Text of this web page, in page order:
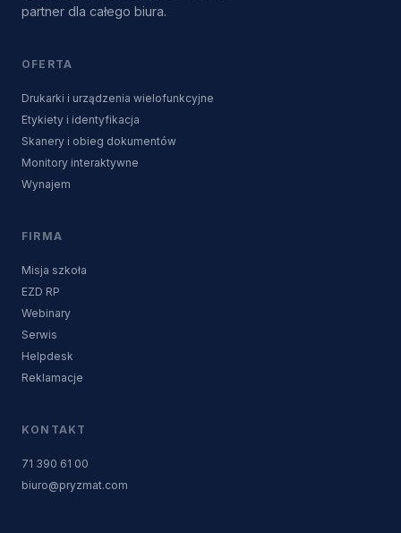
partner dla całego biura.
OFERTA
Drukarki i urządzenia wielofunkcyjne
Etykiety i identyfikacja
Skanery i obieg dokumentów
Monitory interaktywne
Wynajem
FIRMA
Misja szkoła
EZD RP
Webinary
Serwis
Helpdesk
Reklamacje
KONTAKT
71 390 61 00
biuro@pryzmat.com